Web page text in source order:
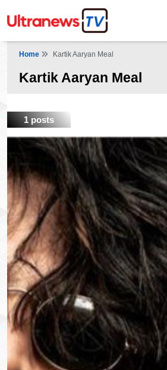
Home Kartik Aaryan Meal
Kartik Aaryan Meal
1 posts